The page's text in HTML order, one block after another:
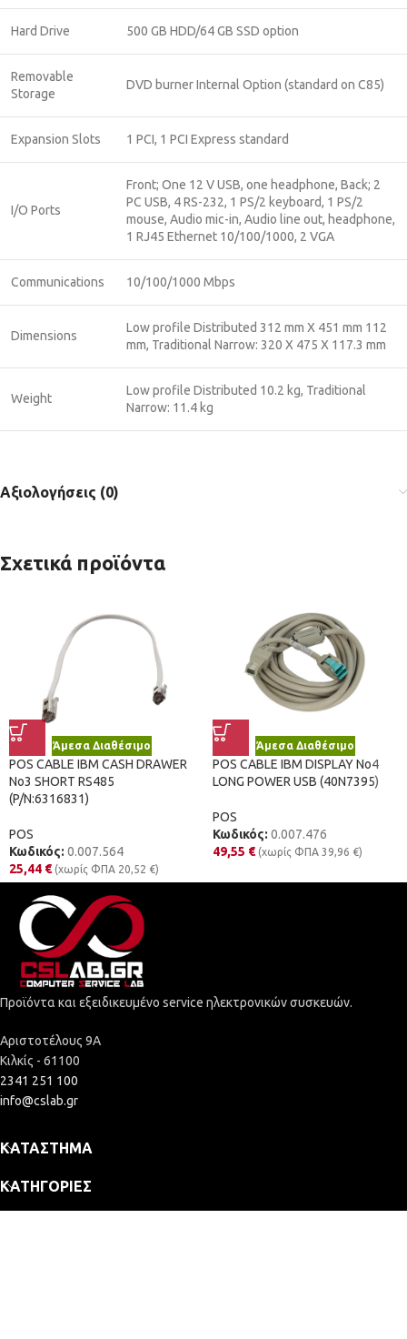
Hard Drive 500 GB HDD/64 GB SSD option
Removable
Storage
DVD burner Internal Option (standard on C85)
Expansion Slots 1 PCI, 1 PCI Express standard
I/O Ports
Front; One 12 V USB, one headphone, Back; 2
PC USB, 4 RS-232, 1 PS/2 keyboard, 1 PS/2
mouse, Audio mic-in, Audio line out, headphone,
1 RJ45 Ethernet 10/100/1000, 2 VGA
Communications 10/100/1000 Mbps
Dimensions
Low profile Distributed 312 mm Χ 451 mm 112
mm, Traditional Narrow: 320 Χ 475 Χ 117.3 mm
Weight
Low profile Distributed 10.2 kg, Traditional
Narrow: 11.4 kg
Αξιολογήσεις (0)
Σχετικά προϊόντα
Άμεσα Διαθέσιμο
POS CABLE IBM CASH DRAWER
No3 SHORT RS485
(P/N:6316831)
POS
Κωδικός: 0.007.564
25,44 € (χωρίς ΦΠΑ 20,52 €)
Άμεσα Διαθέσιμο
POS CABLE IBM DISPLAY No4
LONG POWER USB (40N7395)
POS
Κωδικός: 0.007.476
49,55 € (χωρίς ΦΠΑ 39,96 €)
Προϊόντα και εξειδικευμένο service ηλεκτρονικών συσκευών.
Αριστοτέλους 9Α
Κιλκίς - 61100
2341 251 100
info@cslab.gr
ΚΑΤΆΣΤΗΜΑ
ΚΑΤΗΓΟΡΊΕΣ